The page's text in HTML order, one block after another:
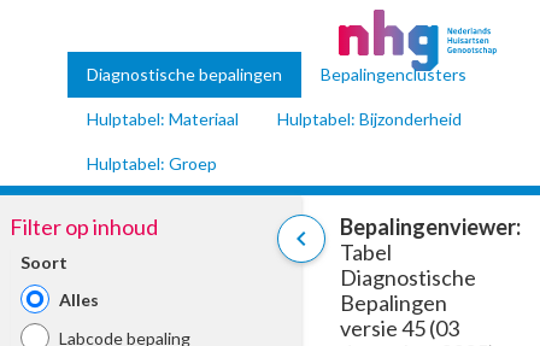
Diagnostische bepalingen Bepalingenclusters
Hulptabel: Materiaal Hulptabel: Bijzonderheid
Hulptabel: Groep
chevron_left
Filter op inhoud
Soort
Alles
Labcode bepaling
Bepalingenviewer:
Tabel
Diagnostische
Bepalingen
versie 45 (03